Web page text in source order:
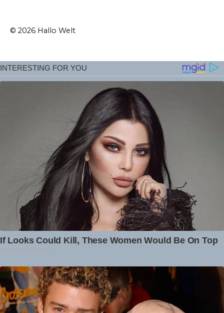
© 2026 Hallo Welt